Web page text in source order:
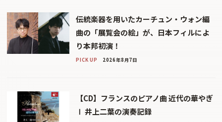
伝統楽器を用いたカーチュン・ウォン編
曲の「展覧会の絵」が、日本フィルによ
り本邦初演！
PICK UP 2026年8月7日
【CD】フランスのピアノ曲 近代の華やぎ
Ⅰ 井上二葉の演奏記録